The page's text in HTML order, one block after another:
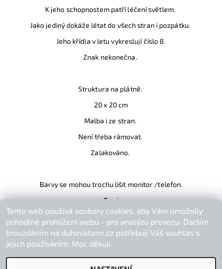
K jeho schopnostem patří léčení světlem.
Jako jediný dokáže létat do všech stran i pozpátku.
Jeho křídla v letu vykreslují číslo 8.
Znak nekonečna.
Struktura na plátně.
20 x 20 cm
Malba i ze stran.
Není třeba rámovat.
Zalakováno.
Barvy se mohou trochu lišit monitor /telefon.
Tami
Buďte první, kdo napíše příspěvek k této položce.
Přidat komentář
Tento web používá soubory cookies, aby Vám umožnily
pohodlné prohlížení webu - pro analýzu provozu. Dalším
brouzdáním na duhovatami.cz potřebuji Váš souhlas s
jejich používáním. Moc děkuji.